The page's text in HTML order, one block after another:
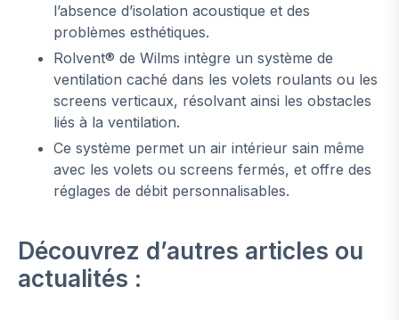
l’absence d’isolation acoustique et des
problèmes esthétiques.
Rolvent® de Wilms intègre un système de
ventilation caché dans les volets roulants ou les
screens verticaux, résolvant ainsi les obstacles
liés à la ventilation.
Ce système permet un air intérieur sain même
avec les volets ou screens fermés, et offre des
réglages de débit personnalisables.
Découvrez d’autres articles ou
actualités :